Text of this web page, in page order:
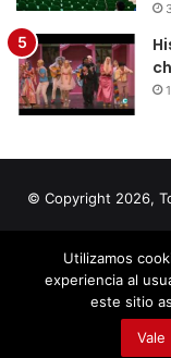
© Copyright 2026,
Utilizamos
experiencia al
este sitio
Vale